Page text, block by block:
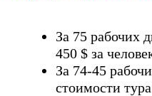
За 75 рабочих
450 $ за
За 74-45
стоимости